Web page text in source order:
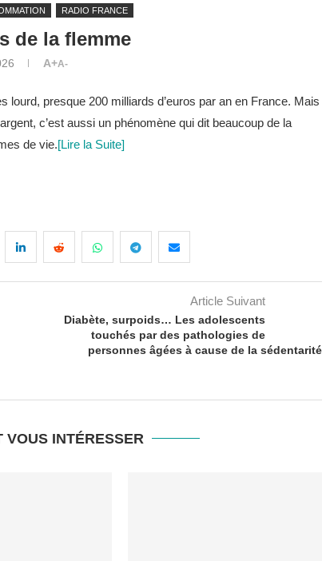
RADIO FRANCE
de la flemme
A+A-
lourd, presque 200 milliards d’euros par an en France. Mais
c’est aussi un phénomène qui dit beaucoup de la
de vie.[Lire la Suite]
Article Suivant
Diabète, surpoids… Les adolescents
touchés par des pathologies de
personnes âgées à cause de la sédentarité
VOUS INTÉRESSER